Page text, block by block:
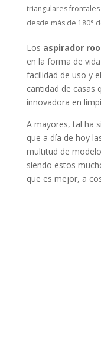
triangulares
desde más de 180°
Los aspirador
en la forma de
facilidad de uso y
cantidad de casas
innovadora en
A mayores, tal ha
que a día de hoy
multitud de
siendo estos
que es mejor, a